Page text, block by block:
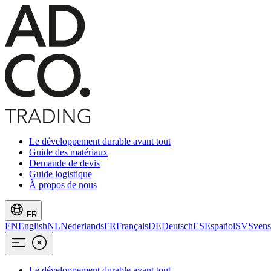
Le développement durable avant tout
Guide des matériaux
Demande de devis
Guide logistique
À propos de nous
FR
ENEnglishNLNederlandsFRFrançaisDEDeutschESEspañolSV